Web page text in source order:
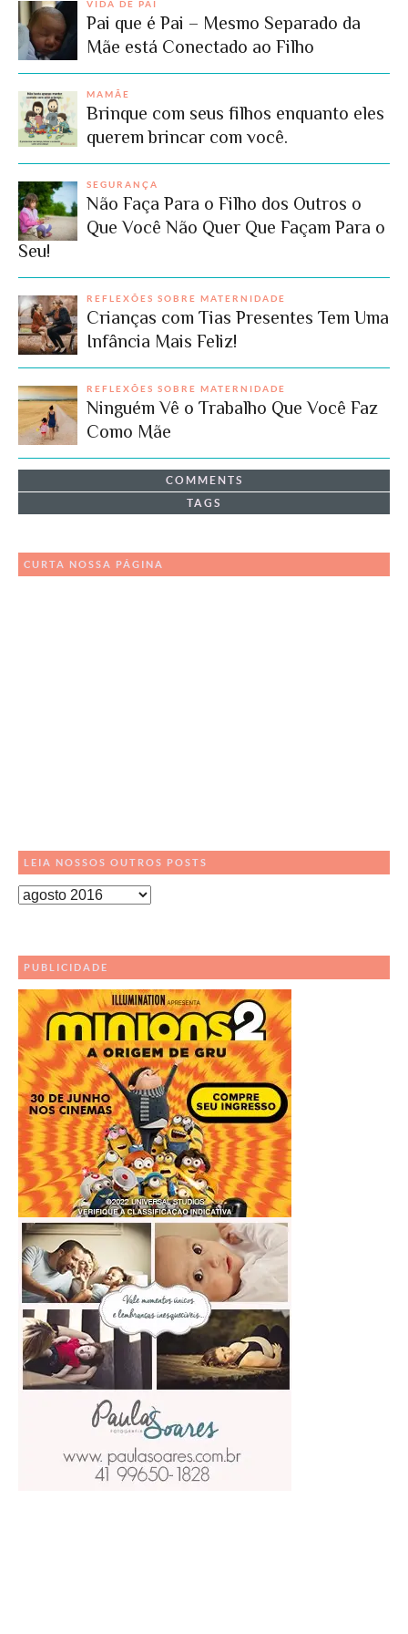
VIDA DE PAI
Pai que é Pai – Mesmo Separado da
Mãe está Conectado ao Filho
MAMÃE
Brinque com seus filhos enquanto eles
querem brincar com você.
SEGURANÇA
Não Faça Para o Filho dos Outros o
Que Você Não Quer Que Façam Para o
Seu!
REFLEXÕES SOBRE MATERNIDADE
Crianças com Tias Presentes Tem Uma
Infância Mais Feliz!
REFLEXÕES SOBRE MATERNIDADE
Ninguém Vê o Trabalho Que Você Faz
Como Mãe
COMMENTS
TAGS
CURTA NOSSA PÁGINA
LEIA NOSSOS OUTROS POSTS
Leia
Posts
PUBLICIDADE